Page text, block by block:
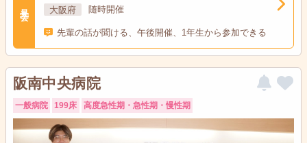
大阪府 随時開催
先輩の話が聞ける、午後開催、1年生から参加できる
阪南中央病院
一般病院 199床 高度急性期・急性期・慢性期